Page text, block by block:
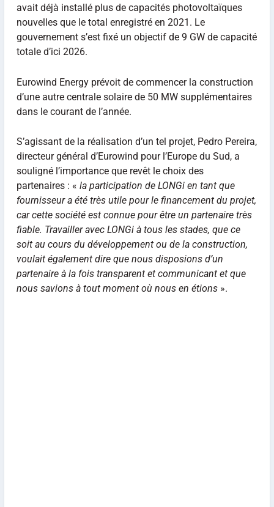
avait déjà installé plus de capacités photovoltaïques
nouvelles que le total enregistré en 2021. Le
gouvernement s’est fixé un objectif de 9 GW de capacité
totale d’ici 2026.
Eurowind Energy prévoit de commencer la construction
d’une autre centrale solaire de 50 MW supplémentaires
dans le courant de l’année.
S’agissant de la réalisation d’un tel projet, Pedro Pereira,
directeur général d’Eurowind pour l’Europe du Sud, a
souligné l’importance que revêt le choix des
partenaires : « la participation de LONGi en tant que
fournisseur a été très utile pour le financement du projet,
car cette société est connue pour être un partenaire très
fiable. Travailler avec LONGi à tous les stades, que ce
soit au cours du développement ou de la construction,
voulait également dire que nous disposions d’un
partenaire à la fois transparent et communicant et que
nous savions à tout moment où nous en étions».